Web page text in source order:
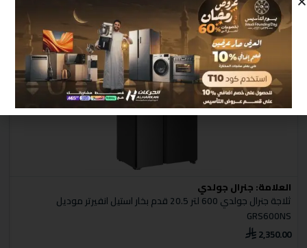
منتجات مشابهة
العلامة:جنرال جولدي
ثلاجة جنرال جولدي 600 لتر 20.5 قدم بخار استيل انفيرتر موديل
GRS600NS
2,350.00